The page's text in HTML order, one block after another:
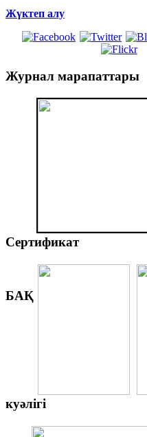
Жүктеп алу
Журнал марапаттары
Сертификат
БАҚ
куәлігі